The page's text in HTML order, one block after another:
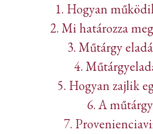
1. Hogyan
2. Mi határozza
3. Műtárgy
4.
5. Hogyan zajlik
6. A
7.